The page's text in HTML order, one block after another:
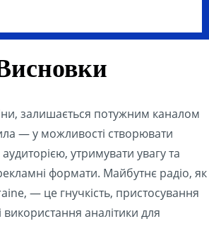
залишається потужним каналом
— у можливості створювати
утримувати увагу та
формати. Майбутнє радіо, як
— це гнучкість, пристосування
аналітики для